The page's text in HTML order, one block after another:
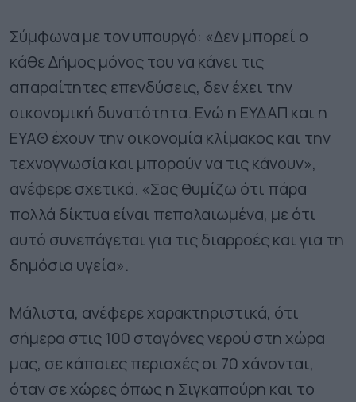
Σύμφωνα με τον υπουργό: «Δεν μπορεί ο
κάθε Δήμος μόνος του να κάνει τις
απαραίτητες επενδύσεις, δεν έχει την
οικονομική δυνατότητα. Ενώ η ΕΥΔΑΠ και η
ΕΥΑΘ έχουν την οικονομία κλίμακος και την
τεχνογνωσία και μπορούν να τις κάνουν»,
ανέφερε σχετικά. «Σας θυμίζω ότι πάρα
πολλά δίκτυα είναι πεπαλαιωμένα, με ότι
αυτό συνεπάγεται για τις διαρροές και για τη
δημόσια υγεία».
Μάλιστα, ανέφερε χαρακτηριστικά, ότι
σήμερα στις 100 σταγόνες νερού στη χώρα
μας, σε κάποιες περιοχές οι 70 χάνονται,
όταν σε χώρες όπως η Σιγκαπούρη και το